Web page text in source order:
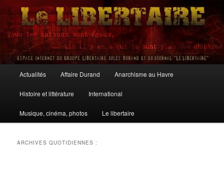
Aller
contenu
principal
Aller
contenu
secondaire
Le Libertaire
principal
Actualités Affaire Durand Anarchisme au Havre
Histoire et littérature International
Musique, cinéma, photos Le libertaire
ARCHIVES QUOTIDIENNES :